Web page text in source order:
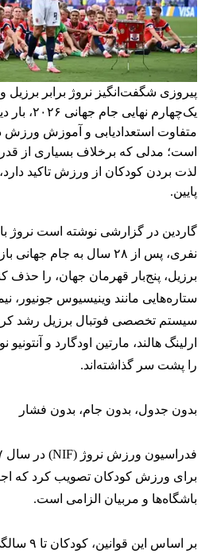
پیروزی شگفت‌انگیز نروژ برابر برزیل
یک‌چهارم
متفاوت استعدادیابی و آموزش
است؛ مدلی که برخلاف بسیاری از
لذت بردن کودکان از ورزش تاکید
پایین.
نفری، پس از ۲۸ سال به جام
برزیل، پنج‌بار قهرمان جهان، را حذف
ستاره‌هایی مانند وینیسیوس جونیور،
سیستم تخصصی فوتبال برزیل رشد
ارلینگ هالند، مارتین اودگارد و
را پشت سر گذاشته‌اند.
بدون جدول، بدون جام، بدون فشار
برای ورزش کودکان تصویب کرد که
باشگاه‌ها و مربیان الزامی است.
بر اساس